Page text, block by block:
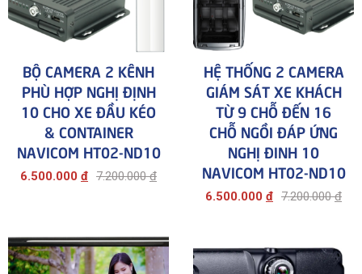
BỘ CAMERA 2 KÊNH
PHÙ HỢP NGHỊ ĐỊNH
10 CHO XE ĐẦU KÉO
& CONTAINER
NAVICOM HT02-ND10
6.500.000 đ 7.200.000đ
HỆ THỐNG 2 CAMERA
GIÁM SÁT XE KHÁCH
TỪ 9 CHỖ ĐẾN 16
CHỖ NGỒI ĐÁP ỨNG
NGHỊ ĐINH 10
NAVICOM HT02-ND10
6.500.000 đ 7.200.000đ